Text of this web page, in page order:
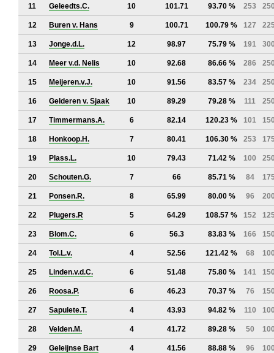
11 Geleedts.C. 10 101.71 93.70 % 253
12 Buren v. Hans 9 100.71 100.79 % 127
13 Jonge.d.L. 12 98.97 75.79 % 191
14 Meer v.d. Nelis 10 92.68 86.66 % 286
15 Meijeren.v.J. 10 91.56 83.57 % 234
16 Gelderen v. Sjaak 10 89.29 79.28 % 111
17 Timmermans.A. 6 82.14 120.23 % 101
18 Honkoop.H. 7 80.41 106.30 % 253
19 Plass.L. 10 79.43 71.42 % 100
20 Schouten.G. 7 66 85.71 % 84
21 Ponsen.R. 8 65.99 80.00 % 96
22 Plugers.R 5 64.29 108.57 % 152
23 Blom.C. 6 56.3 83.83 % 166
24 Tol.L.v. 4 52.56 121.42 % 68
25 Linden.v.d.C. 6 51.48 75.80 % 141
26 Roosa.P. 6 46.23 70.37 % 76
27 Sapulete.T. 4 43.93 94.82 % 110
28 Velden.M. 4 41.72 89.28 % 50
29 Geleijnse Bart 4 41.56 88.88 % 96